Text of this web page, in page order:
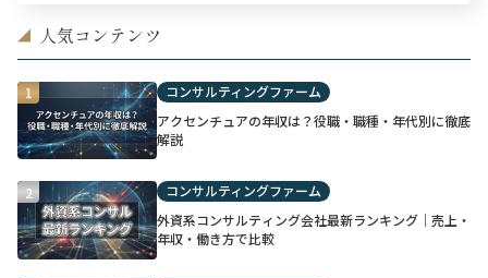
◢ 人気コンテンツ
1
コンサルティングファーム
アクセンチュアの年収は？役職・職種・年代別に徹底
解説
2
コンサルティングファーム
外資系コンサルティング会社最新ランキング｜売上・
年収・働き方で比較